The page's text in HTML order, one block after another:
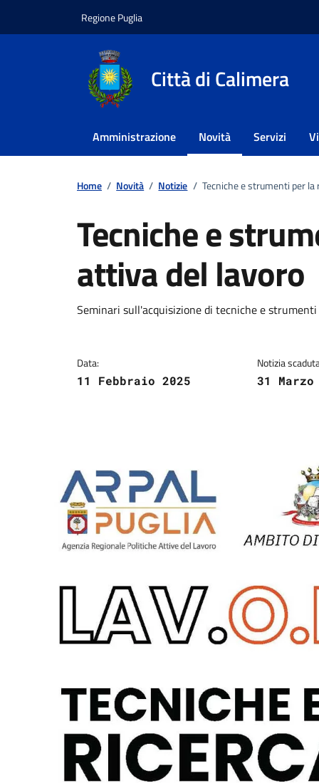
Regione Puglia
Città di Calimera
Amministrazione Novità Servizi
Home / Novità / Notizie / Tecniche e strumenti per
Tecniche e
attiva del lavoro
Dettagli della
Seminari sull'acquisizione di tecniche e
Data:
11 Febbraio 2025
Notizia
31 Marzo